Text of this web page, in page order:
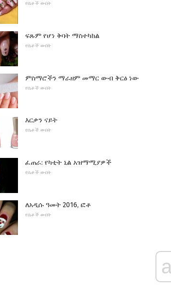
የሴቶች ውበት
ፍጹም የሆነ ቅባት ማስተካከል
የሴቶች ውበት
ምስማሮችን ማራዘም መማር ውብ ቅርፅ ነው
የሴቶች ውበት
እርቃን ናይት
የሴቶች ውበት
ፈጠራ: የካቲት ኒል አዝማሚያዎች
የሴቶች ውበት
ለአዲሱ ዓመት 2016, ፎቶ
የሴቶች ውበት